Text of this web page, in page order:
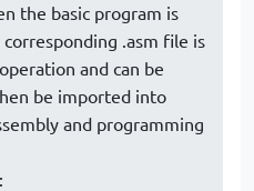
the basic program is
.asm file is
and can be
be imported into
and programming